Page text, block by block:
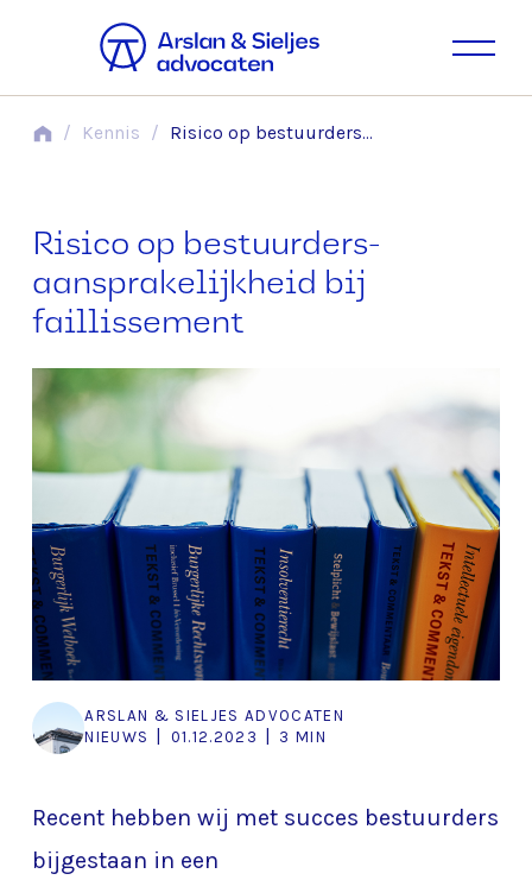
/ Kennis / Risico op bestuurders­­aansprakelijkheid bij faillissement
Risico op bestuurders­­
aansprakelijkheid bij
faillissement
ARSLAN & SIELJES ADVOCATEN
NIEUWS
01.12.2023 3 MIN
Recent hebben wij met succes bestuurders
bijgestaan in een